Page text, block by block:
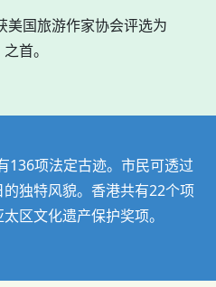
美国旅游作家协会评选为
首。
136项法定古迹。市民可透过
独特风貌。香港共有22个项
区文化遗产保护奖项。